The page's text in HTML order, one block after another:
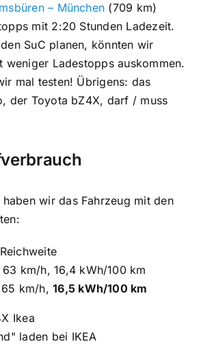
– München (709 km)
mit 2:20 Stunden Ladezeit.
SuC planen, könnten wir
weniger Ladestopps auskommen.
mal testen! Übrigens: das
der Toyota bZ4X, darf / muss
haben wir das Fahrzeug mit den
km/h, 16,4 kWh/100 km
65 km/h,16,5 kWh/100 km
laden bei IKEA